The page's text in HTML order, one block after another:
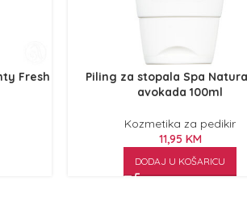
Fresh
Piling za stopala Spa
avokada 100ml
Kozmetika za pedikir
11,95 KM
DODAJ U KOŠARICU